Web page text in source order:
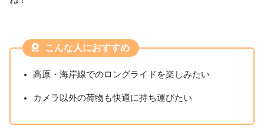
こんな人におすすめ
高原・海岸線でのロングライドを楽しみたい
カメラ以外の荷物も快適に持ち運びたい